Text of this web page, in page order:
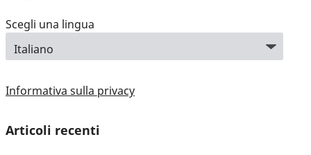
Scegli una lingua
Informativa sulla privacy
Articoli recenti